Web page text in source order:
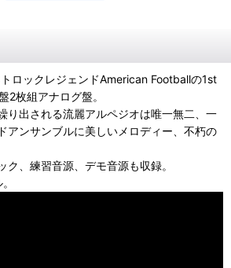
ロックレジェンドAmerican Footballの1st
2枚組アナログ盤。
り出される流麗アルペジオは唯一無二、一
アンサンブルに美しいメロディー、不朽の
ク、練習音源、デモ音源も収録。